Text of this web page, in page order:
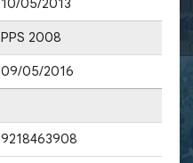
10/05/2013
PPS 2008
09/05/2016
9218463908